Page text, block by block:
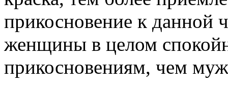
прикосновение к данной
женщины в целом
прикосновениям, чем